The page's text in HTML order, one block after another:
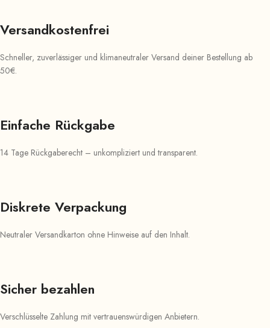
Versandkostenfrei
Schneller, zuverlässiger und klimaneutraler Versand deiner Bestellung ab
50€.
Einfache Rückgabe
14 Tage Rückgaberecht – unkompliziert und transparent.
Diskrete Verpackung
Neutraler Versandkarton ohne Hinweise auf den Inhalt.
Sicher bezahlen
Verschlüsselte Zahlung mit vertrauenswürdigen Anbietern.